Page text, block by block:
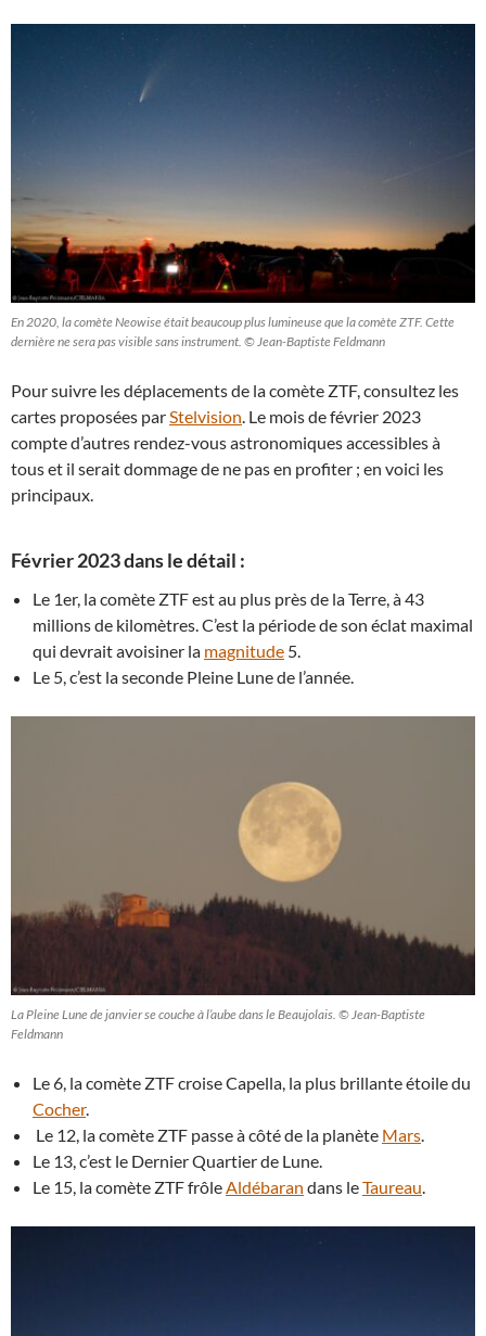
En 2020, la comète Neowise était beaucoup plus lumineuse que la comète ZTF. Cette
dernière ne sera pas visible sans instrument. © Jean-Baptiste Feldmann
Pour suivre les déplacements de la comète ZTF, consultez les
cartes proposées par Stelvision . Le mois de février 2023
compte d’autres rendez-vous astronomiques accessibles à
tous et il serait dommage de ne pas en profiter ; en voici les
principaux.
Février 2023 dans le détail :
Le 1er, la comète ZTF est au plus près de la Terre, à 43
millions de kilomètres. C’est la période de son éclat maximal
qui devrait avoisiner la magnitude 5.
Le 5, c’est la seconde Pleine Lune de l’année.
La Pleine Lune de janvier se couche à l’aube dans le Beaujolais. © Jean-Baptiste
Feldmann
Le 6, la comète ZTF croise Capella, la plus brillante étoile du
Cocher.
Le 12, la comète ZTF passe à côté de la planète Mars
Le 13, c’est le Dernier Quartier de Lune.
Le 15, la comète ZTF frôle Aldébaran dans leTaureau